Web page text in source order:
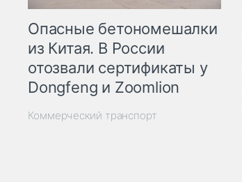
Опасные бетономешалки
из Китая. В России
отозвали сертификаты у
Dongfeng и Zoomlion
Коммерческий транспорт